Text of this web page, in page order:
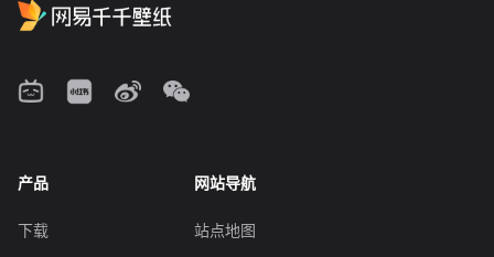
产品
下载
网站导航
站点地图